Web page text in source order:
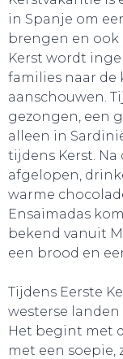
in Spanje om
brengen en ook
Kerst wordt
families naar de
aanschouwen.
gezongen, een
alleen in
tijdens Kerst.
afgelopen,
warme
Ensaimadas
bekend vanuit
een brood en
Tijdens Eerste
westerse
Het begint met
met een soepie,